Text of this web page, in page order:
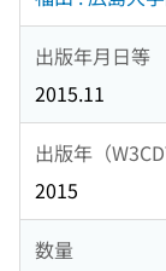
出版年月日等
2015.11
出版年（
2015
数量